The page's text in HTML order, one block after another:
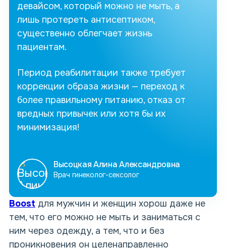
девайсом, который можно не мыть, а
лишь протереть антисептиком,
существенно облегчает жизнь
пациентам.
Период реабилитации также требует
коррекции образа жизни — переход к
более правильному питанию, отказ от
вредных привычек или хотя бы их
минимизация!
Высоцкая Алина Александровна
Врач гинеколог-сексолог
Boost для мужчин и женщин хорош даже не
тем, что его можно не мыть и заниматься с
ним через одежду, а тем, что и без
проникновения он целенаправленно